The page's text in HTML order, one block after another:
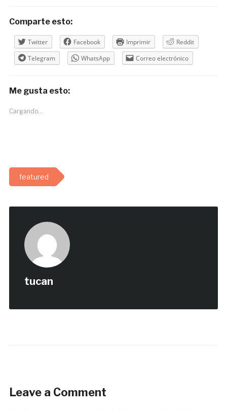
Comparte esto:
Twitter Facebook Imprimir
Reddit
Telegram
WhatsApp Correo electrónico
Me gusta esto:
Cargando...
featured
tucan
Leave a Comment